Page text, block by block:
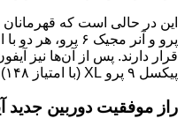
پیکسل ۹ پرو XL (با امتیاز ۱۴۸) دیده می‌شوند.
راز موفقیت دوربین جدید آیفون